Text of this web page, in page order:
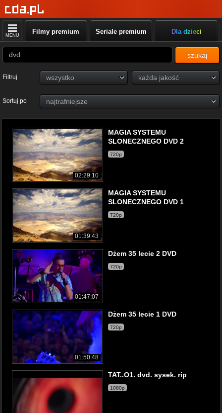
MENU Filmy premium Seriale premium Dla dzieci
szukaj
Filtruj
Sortuj po
02:29:10
MAGIA SYSTEMU
SLONECZNEGO DVD 2
720p
01:39:43
MAGIA SYSTEMU
SLONECZNEGO DVD 1
720p
01:47:07
Dżem 35 lecie 2 DVD
720p
01:50:48
Dżem 35 lecie 1 DVD
720p
TAT..O1. dvd. sysek. rip
1080p